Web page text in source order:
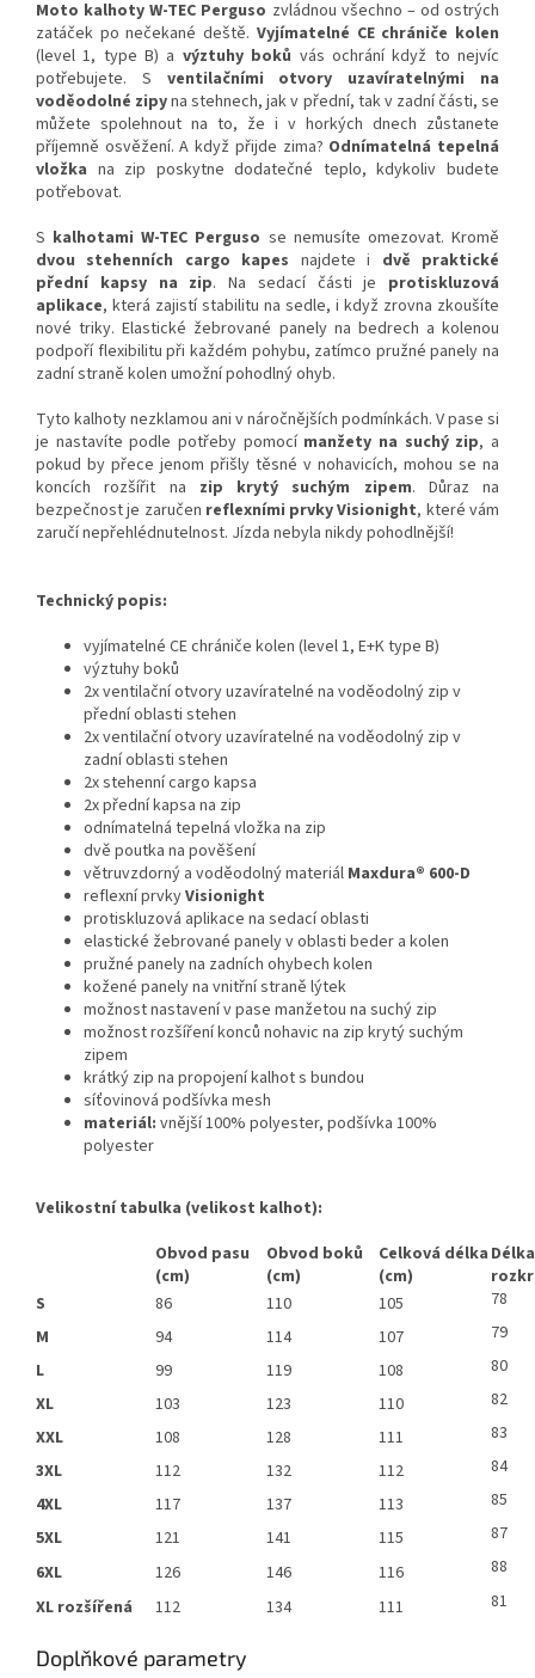
Moto kalhoty W-TEC Perguso zvládnou všechno – od ostrých
zatáček po nečekané deště. Vyjímatelné CE chrániče kolen
(level 1, type B) a výztuhy boků vás ochrání když to nejvíc
potřebujete. S ventilačními otvory uzavíratelnými na
voděodolné zipyna stehnech, jak v přední, tak v zadní části, se
můžete spolehnout na to, že i v horkých dnech zůstanete
příjemně osvěžení. A když přijde zima? Odnímatelná tepelná
vložka na zip poskytne dodatečné teplo, kdykoliv budete
potřebovat.
S kalhotami W-TEC Perguso se nemusíte omezovat. Kromě
dvou stehenních cargo kapes najdete i dvě praktické
přední kapsy na zip. Na sedací části je protiskluzová
aplikace, která zajistí stabilitu na sedle, i když zrovna zkoušíte
nové triky. Elastické žebrované panely na bedrech a kolenou
podpoří flexibilitu při každém pohybu, zatímco pružné panely na
zadní straně kolen umožní pohodlný ohyb.
Tyto kalhoty nezklamou ani v náročnějších podmínkách. V pase si
je nastavíte podle potřeby pomocí manžety na suchý zip, a
pokud by přece jenom přišly těsné v nohavicích, mohou se na
koncích rozšířit na zip krytý suchým zipem. Důraz na
bezpečnost je zaručen reflexními prvky Visionight, které vám
zaručí nepřehlédnutelnost. Jízda nebyla nikdy pohodlnější!
Technický popis:
vyjímatelné CE chrániče kolen (level 1, E+K type B)
výztuhy boků
2x ventilační otvory uzavíratelné na voděodolný zip v
přední oblasti stehen
2x ventilační otvory uzavíratelné na voděodolný zip v
zadní oblasti stehen
2x stehenní cargo kapsa
2x přední kapsa na zip
odnímatelná tepelná vložka na zip
dvě poutka na pověšení
větruvzdorný a voděodolný materiál Maxdura® 600-D
reflexní prvkyVisionight
protiskluzová aplikace na sedací oblasti
elastické žebrované panely v oblasti beder a kolen
pružné panely na zadních ohybech kolen
kožené panely na vnitřní straně lýtek
možnost nastavení v pase manžetou na suchý zip
možnost rozšíření konců nohavic na zip krytý suchým
zipem
krátký zip na propojení kalhot s bundou
síťovinová podšívka mesh
materiál: vnější 100% polyester, podšívka 100%
polyester
Velikostní tabulka (velikost kalhot):
Obvod pasu
(cm)
Obvod boků
(cm)
Celková délka
(cm)
S
86 110 105
78
M
94 114 107
79
L
99 119 108
80
XL
103 123 110
82
XXL
108 128 111
83
3XL
112 132 112
84
4XL
117 137 113
85
5XL
121 141 115
87
6XL
126 146 116
88
XL rozšířená
112 134 111 81
Doplňkové parametry